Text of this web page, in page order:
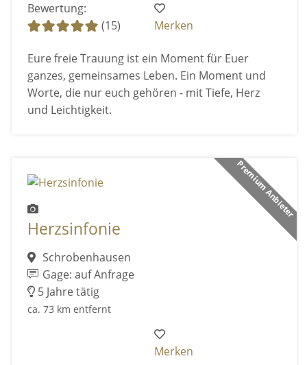
Bewertung:
(15)
Merken
Eure freie Trauung ist ein Moment für Euer
ganzes, gemeinsames Leben. Ein Moment und
Worte, die nur euch gehören - mit Tiefe, Herz
und Leichtigkeit.
Premium Anbieter
Herzsinfonie
Schrobenhausen
Gage: auf Anfrage
5 Jahre tätig
ca. 73 km entfernt
Merken